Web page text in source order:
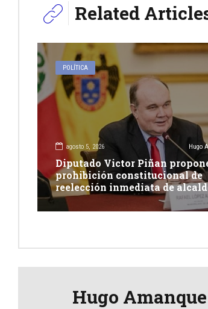
Related
POLÍTICA
agosto 5, 2026 Hugo
Diputado Victor Piñan
prohibición constitucional de
reelección inmediata de
Hugo